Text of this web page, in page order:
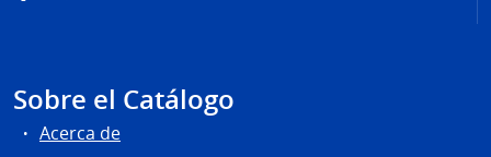
Sobre el Catálogo
Acerca de